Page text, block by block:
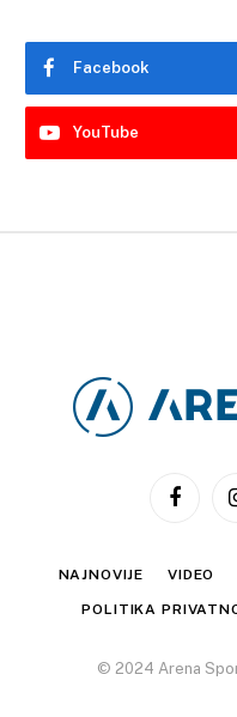
Facebook
YouTube
NAJNOVIJE VIDEO
POLITIKA
© 2024 Arena